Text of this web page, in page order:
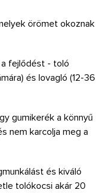
örömet okoznak
a fejlődést - toló
és lovagló (12-36
gumikerék a könnyű
nem karcolja meg a
és kiváló
tolókocsi akár 20